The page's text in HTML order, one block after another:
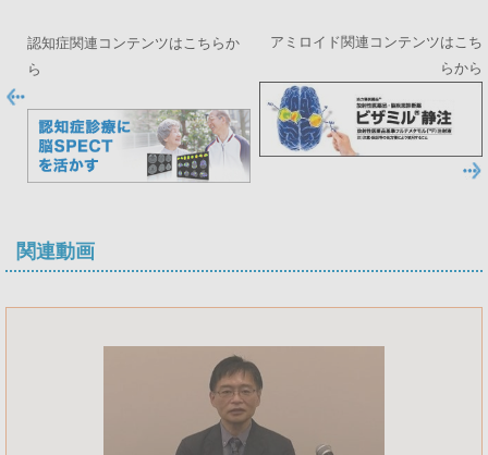
認知症関連コンテンツはこちらか
ら
アミロイド関連コンテンツはこち
らから
関連動画